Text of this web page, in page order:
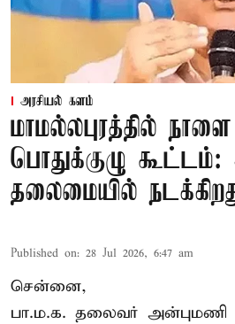
அரசியல் களம்
மாமல்லபுரத்தில்
பொதுக்குழு
தலைமையில்
Published on: 28 Jul 2026, 6:47 am
சென்னை,
பா.ம.க. தலைவர் அன்புமணி